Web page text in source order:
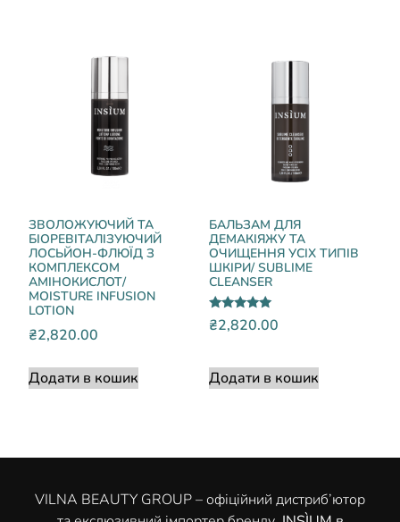
ЗВОЛОЖУЮЧИЙ ТА
БІОРЕВІТАЛІЗУЮЧИЙ
ЛОСЬЙОН-ФЛЮЇД З
КОМПЛЕКСОМ
АМІНОКИСЛОТ/
MOISTURE INFUSION
LOTION
₴2,820.00
Додати в кошик
БАЛЬЗАМ ДЛЯ
ДЕМАКІЯЖУ ТА
ОЧИЩЕННЯ УСІХ ТИПІВ
ШКІРИ/ SUBLIME
CLEANSER
Оцінено в
5.00
₴2,820.00
Додати в кошик
VILNA BEAUTY GROUP – офіційний дистриб’ютор